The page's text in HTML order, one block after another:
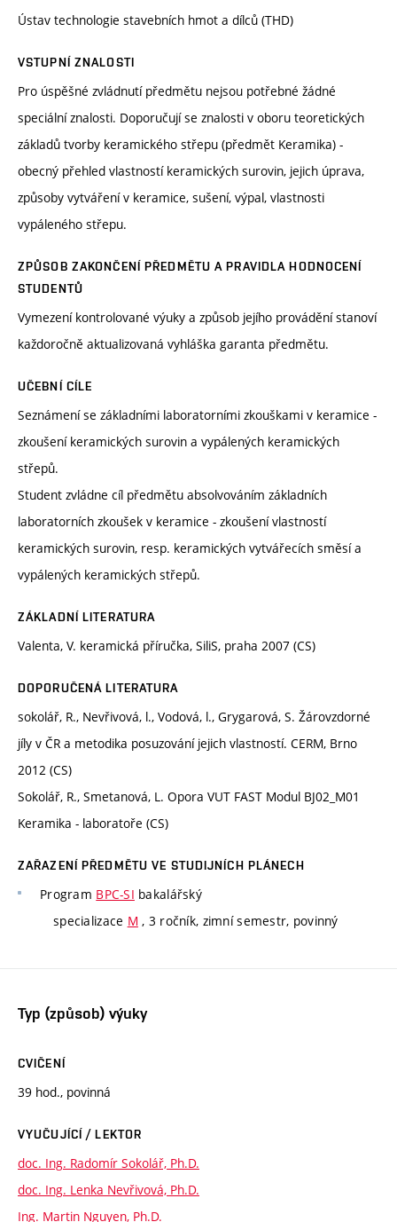
Ústav technologie stavebních hmot a dílců (THD)
VSTUPNÍ ZNALOSTI
Pro úspěšné zvládnutí předmětu nejsou potřebné žádné
speciální znalosti. Doporučují se znalosti v oboru teoretických
základů tvorby keramického střepu (předmět Keramika) -
obecný přehled vlastností keramických surovin, jejich úprava,
způsoby vytváření v keramice, sušení, výpal, vlastnosti
vypáleného střepu.
ZPŮSOB ZAKONČENÍ PŘEDMĚTU A PRAVIDLA HODNOCENÍ
STUDENTŮ
Vymezení kontrolované výuky a způsob jejího provádění stanoví
každoročně aktualizovaná vyhláška garanta předmětu.
UČEBNÍ CÍLE
Seznámení se základními laboratorními zkouškami v keramice -
zkoušení keramických surovin a vypálených keramických
střepů.
Student zvládne cíl předmětu absolvováním základních
laboratorních zkoušek v keramice - zkoušení vlastností
keramických surovin, resp. keramických vytvářecích směsí a
vypálených keramických střepů.
ZÁKLADNÍ LITERATURA
Valenta, V. keramická příručka, SiliS, praha 2007 (CS)
DOPORUČENÁ LITERATURA
sokolář, R., Nevřivová, l., Vodová, l., Grygarová, S. Žárovzdorné
jíly v ČR a metodika posuzování jejich vlastností. CERM, Brno
2012 (CS)
Sokolář, R., Smetanová, L. Opora VUT FAST Modul BJ02_M01
Keramika - laboratoře (CS)
ZAŘAZENÍ PŘEDMĚTU VE STUDIJNÍCH PLÁNECH
Program BPC-SI bakalářský
specializace M , 3 ročník, zimní semestr, povinný
Typ (způsob) výuky
CVIČENÍ
39 hod., povinná
VYUČUJÍCÍ / LEKTOR
doc. Ing. Radomír Sokolář, Ph.D.
doc. Ing. Lenka Nevřivová, Ph.D.
Ing. Martin Nguyen, Ph.D.